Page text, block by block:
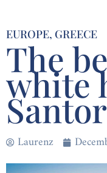
EUROPE, GREECE
The
white
Laurenz